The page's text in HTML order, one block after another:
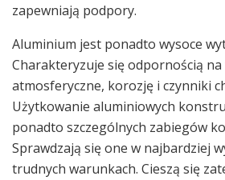
zapewniają podpory.
Aluminium jest ponadto wysoce
Charakteryzuje się odpornością
atmosferyczne, korozję i czynniki
Użytkowanie aluminiowych
ponadto szczególnych zabiegów
Sprawdzają się one w najbardziej
trudnych warunkach. Cieszą się